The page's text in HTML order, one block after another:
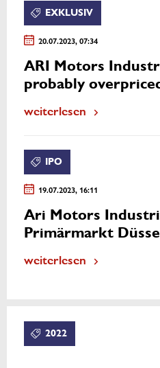
EXKLUSIV
20.07.2023, 07:34
ARI Motors
probably
weiterlesen
IPO
19.07.2023, 16:11
Ari Motors
Primärmarkt
weiterlesen
2022